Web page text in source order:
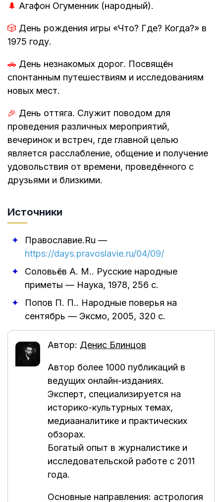
🌲 Агафон Огуменник (народный).
🎲 День рождения игры «Что? Где? Когда?» в
1975 году.
🚗 День незнакомых дорог. Посвящён
спонтанным путешествиям и исследованиям
новых мест.
🎉 День оттяга. Служит поводом для
проведения различных мероприятий,
вечеринок и встреч, где главной целью
является расслабление, общение и получение
удовольствия от времени, проведённого с
друзьями и близкими.
Источники
Православие.Ru —
https://days.pravoslavie.ru/04/09/
Соловьёв А. М.. Русские народные
приметы — Наука, 1978, 256 с.
Попов П. П.. Народные поверья на
сентябрь — Эксмо, 2005, 320 с.
Автор: Денис Блинцов
Автор более 1000 публикаций в
ведущих онлайн-изданиях.
Эксперт, специализируется на
историко-культурных темах,
медиааналитике и практических
обзорах.
Богатый опыт в журналистике и
исследовательской работе с 2011
года.
Основные направления: астрология